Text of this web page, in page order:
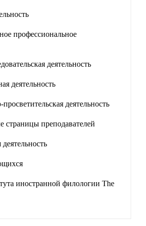
профессиональное
деятельность
деятельность
деятельность
страницы преподавателей
иностранной филологии The